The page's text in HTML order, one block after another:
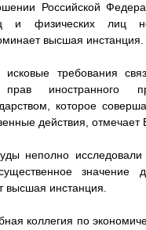
Российской
и физических лиц
высшая инстанция.
требования
иностранного
которое
действия, отмечает
неполно исследовали
значение
высшая инстанция.
коллегия по